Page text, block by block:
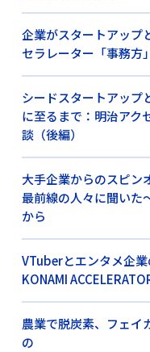
企業がスタートアップ
セラレーター「事務方
シードスタートアップ
に至るまで：明治アク
談（後編）
大手企業からのスピン
最前線の人々に聞いた
から
VTuberとエンタメ企
KONAMI
農業で脱炭素、フェイ
の